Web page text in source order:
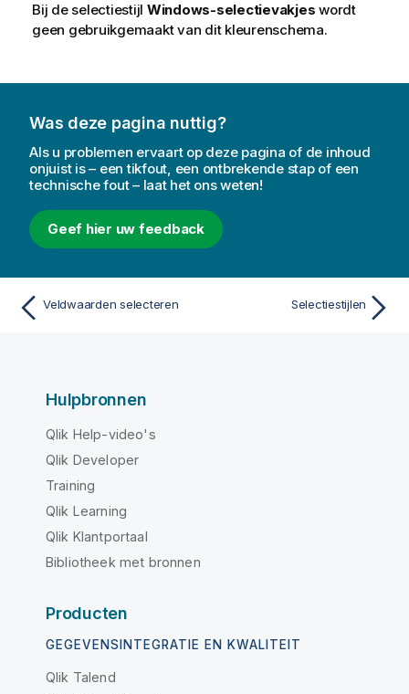
Bij de selectiestijl Windows-selectievakjes wordt
geen gebruikgemaakt van dit kleurenschema.
Was deze pagina nuttig?
Als u problemen ervaart op deze pagina of de inhoud
onjuist is – een tikfout, een ontbrekende stap of een
technische fout – laat het ons weten!
Geef hier uw feedback
Veldwaarden selecteren Selectiestijlen
Hulpbronnen
Qlik Help-video's
Qlik Developer
Training
Qlik Learning
Qlik Klantportaal
Bibliotheek met bronnen
Producten
GEGEVENSINTEGRATIE EN KWALITEIT
Qlik Talend